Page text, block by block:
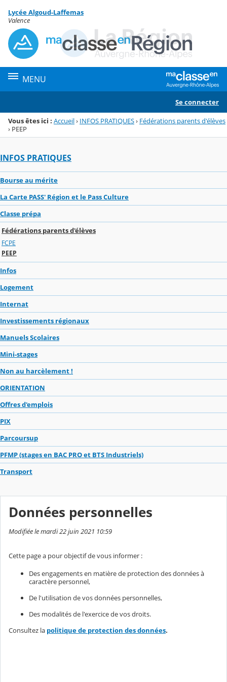
Menu de la rubrique
Contenu
Lycée Algoud-Laffemas
Valence
MENU
Se connecter
Vous êtes ici : Accueil› INFOS PRATIQUES› Fédérations parents d'élèves
› PEEP
INFOS PRATIQUES
Bourse au mérite
La Carte PASS' Région et le Pass Culture
Classe prépa
Fédérations parents d'élèves
FCPE
PEEP
Infos
Logement
Internat
Investissements régionaux
Manuels Scolaires
Mini-stages
Non au harcèlement !
ORIENTATION
Offres d'emplois
PIX
Parcoursup
PFMP (stages en BAC PRO et BTS Industriels)
Transport
Données personnelles
Modifiée le mardi 22 juin 2021 10:59
Cette page a pour objectif de vous informer :
Des engagements en matière de protection des données à
caractère personnel,
De l'utilisation de vos données personnelles,
Des modalités de l'exercice de vos droits.
Consultez la politique de protection des données.